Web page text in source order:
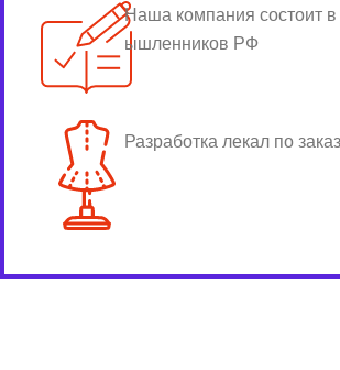
Наша компания состоит
ышленников РФ
Разработка лекал по